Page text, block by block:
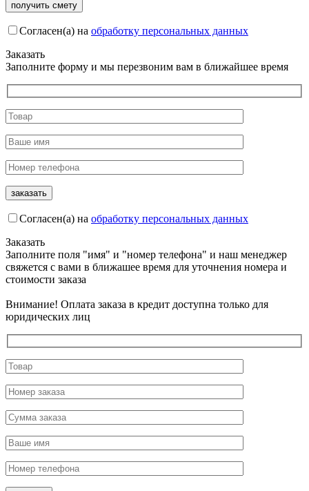
Согласен(а) на обработку персональных данных
Заказать
Заполните форму и мы перезвоним вам в ближайшее время
Согласен(а) на обработку персональных данных
Заказать
Заполните поля "имя" и "номер телефона" и наш менеджер
свяжется с вами в ближашее время для уточнения номера и
стоимости заказа
Внимание! Оплата заказа в кредит доступна только для
юридических лиц